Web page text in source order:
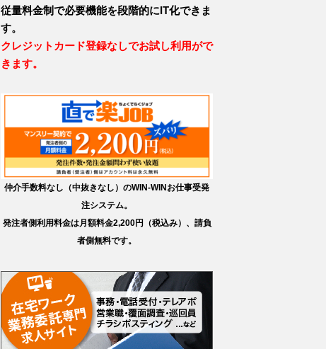
従量料金制で必要機能を段階的にIT化できま
す。
クレジットカード登録なしでお試し利用がで
きます。
仲介手数料なし（中抜きなし）のWIN-WINお仕事受発
注システム。
発注者側利用料金は月額料金2,200円（税込み）、請負
者側無料です。